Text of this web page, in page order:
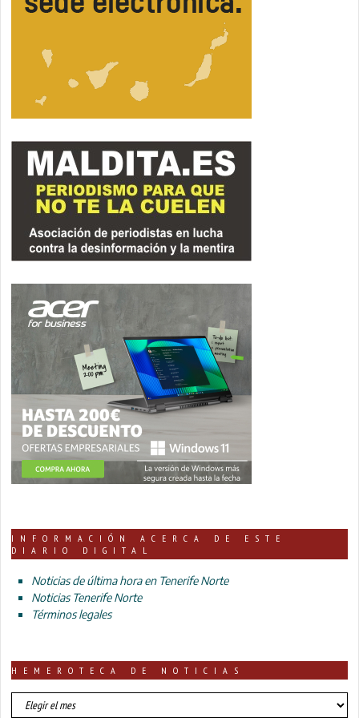
INFORMACIÓN ACERCA DE ESTE
DIARIO DIGITAL
Noticias de última hora en Tenerife Norte
Noticias Tenerife Norte
Términos legales
HEMEROTECA DE NOTICIAS
HEMEROTECA